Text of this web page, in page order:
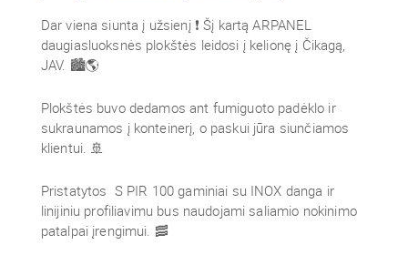
Dar viena siunta į užsienį ❗ Šį kartą ARPANEL
daugiasluoksnės plokštės leidosi į kelionę į Čikagą,
JAV. 🏙️🌎
Plokštės buvo dedamos ant fumiguoto padėklo ir
sukraunamos į konteinerį, o paskui jūra siunčiamos
klientui. 🚢
Pristatytos S PIR 100 gaminiai su INOX danga ir
linijiniu profiliavimu bus naudojami saliamio nokinimo
patalpai įrengimui. 🥓